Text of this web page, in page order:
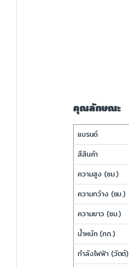
คุณลักษณะ
แบรนด์
สีสินค้า
ความสูง (ซม.)
ความกว้าง (ซม.)
ความยาว (ซม.)
น้ำหนัก (กก.)
กำลังไฟฟ้า (วัตต์)